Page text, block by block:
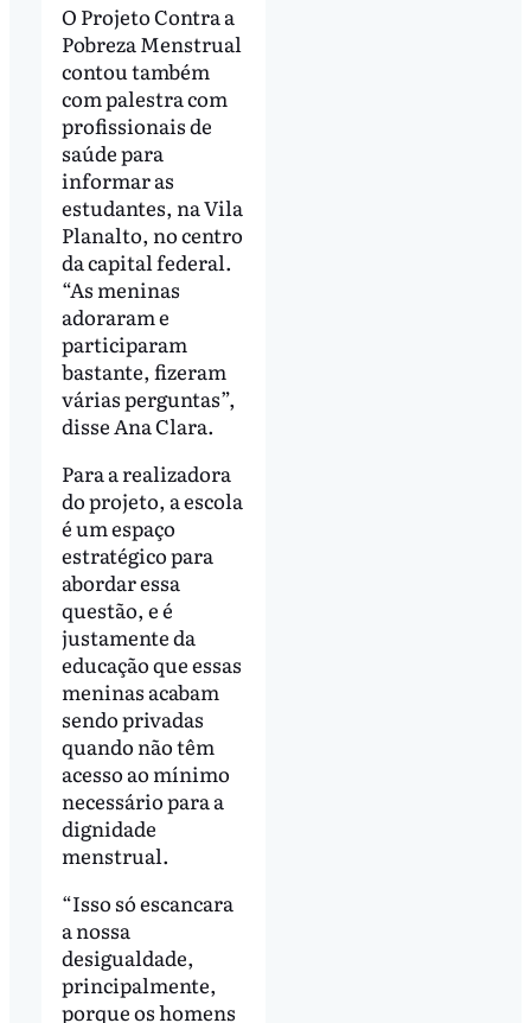
O Projeto Contra a
Pobreza Menstrual
contou também
com palestra com
profissionais de
saúde para
informar as
estudantes, na Vila
Planalto, no centro
da capital federal.
“As meninas
adoraram e
participaram
bastante, fizeram
várias perguntas”,
disse Ana Clara.
Para a realizadora
do projeto, a escola
é um espaço
estratégico para
abordar essa
questão, e é
justamente da
educação que essas
meninas acabam
sendo privadas
quando não têm
acesso ao mínimo
necessário para a
dignidade
menstrual.
“Isso só escancara
a nossa
desigualdade,
principalmente,
porque os homens